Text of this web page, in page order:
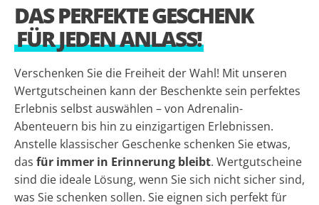
DAS PERFEKTE GESCHENK
FÜR JEDEN ANLASS!
Verschenken Sie die Freiheit der Wahl! Mit unseren
Wertgutscheinen kann der Beschenkte sein perfektes
Erlebnis selbst auswählen – von Adrenalin-
Abenteuern bis hin zu einzigartigen Erlebnissen.
Anstelle klassischer Geschenke schenken Sie etwas,
das für immer in Erinnerung bleibt. Wertgutscheine
sind die ideale Lösung, wenn Sie sich nicht sicher sind,
was Sie schenken sollen. Sie eignen sich perfekt für